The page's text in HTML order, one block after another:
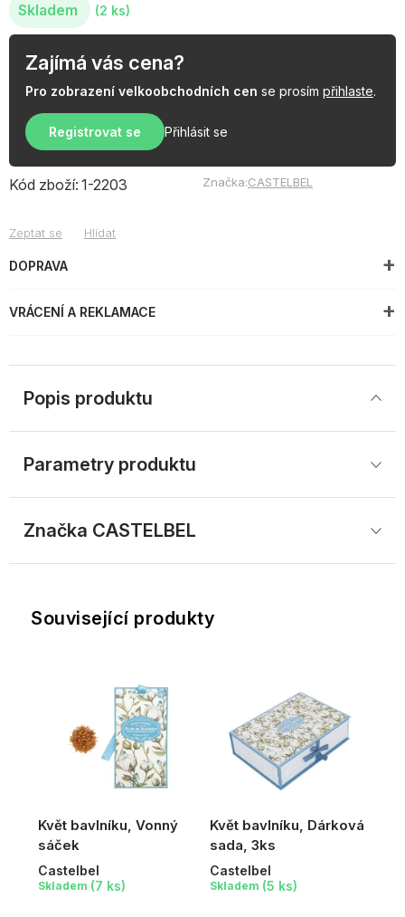
Skladem (2 ks)
Zajímá vás cena?
Pro zobrazení velkoobchodních cen se prosím přihlaste.
Registrovat se Přihlásit se
Kód zboží: 1-2203 Značka:CASTELBEL
Zeptat se Hlídat
DOPRAVA
VRÁCENÍ A REKLAMACE
Popis produktu
Parametry produktu
Značka CASTELBEL
Související produkty
Květ bavlníku, Vonný
sáček
Castelbel
Skladem (7 ks)
Květ bavlníku, Dárková
sada, 3ks
Castelbel
Skladem (5 ks)